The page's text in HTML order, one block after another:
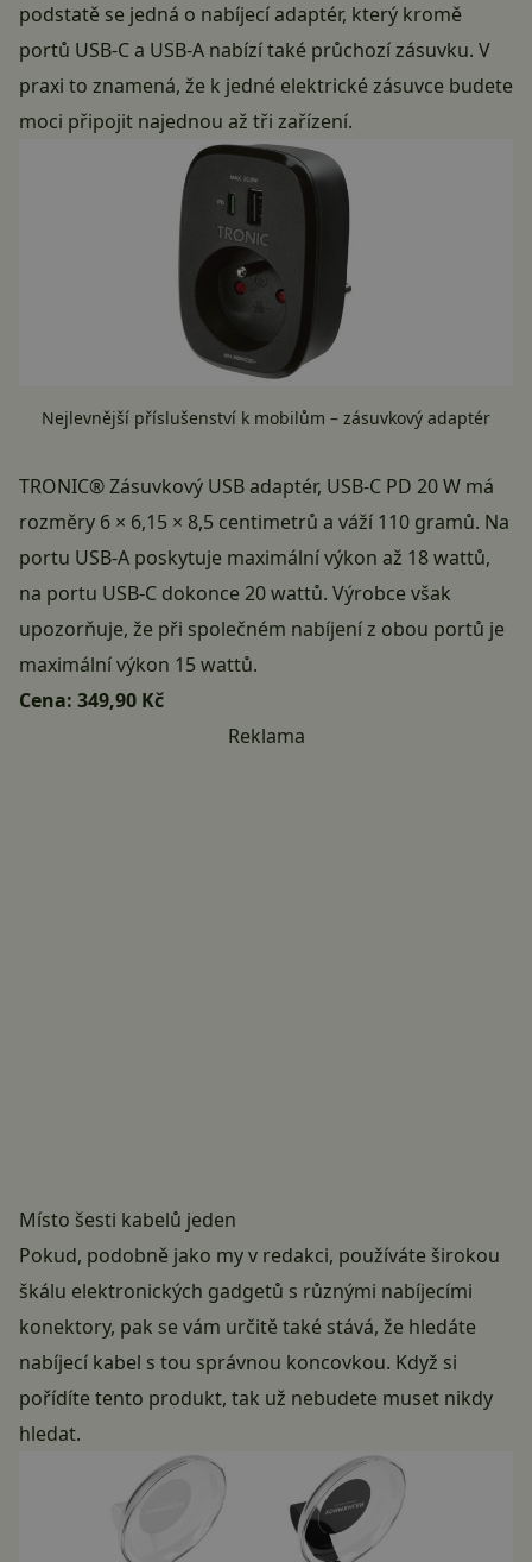
podstatě se jedná o nabíjecí adaptér, který kromě
portů USB-C a USB-A nabízí také průchozí zásuvku. V
praxi to znamená, že k jedné elektrické zásuvce budete
moci připojit najednou až tři zařízení.
Nejlevnější příslušenství k mobilům – zásuvkový adaptér
TRONIC® Zásuvkový USB adaptér, USB-C PD 20 W má
rozměry 6 × 6,15 × 8,5 centimetrů a váží 110 gramů. Na
portu USB-A poskytuje maximální výkon až 18 wattů,
na portu USB-C dokonce 20 wattů. Výrobce však
upozorňuje, že při společném nabíjení z obou portů je
maximální výkon 15 wattů.
Cena: 349,90 Kč
Reklama
Místo šesti kabelů jeden
Pokud, podobně jako my v redakci, používáte širokou
škálu elektronických gadgetů s různými nabíjecími
konektory, pak se vám určitě také stává, že hledáte
nabíjecí kabel s tou správnou koncovkou. Když si
pořídíte tento produkt, tak už nebudete muset nikdy
hledat.